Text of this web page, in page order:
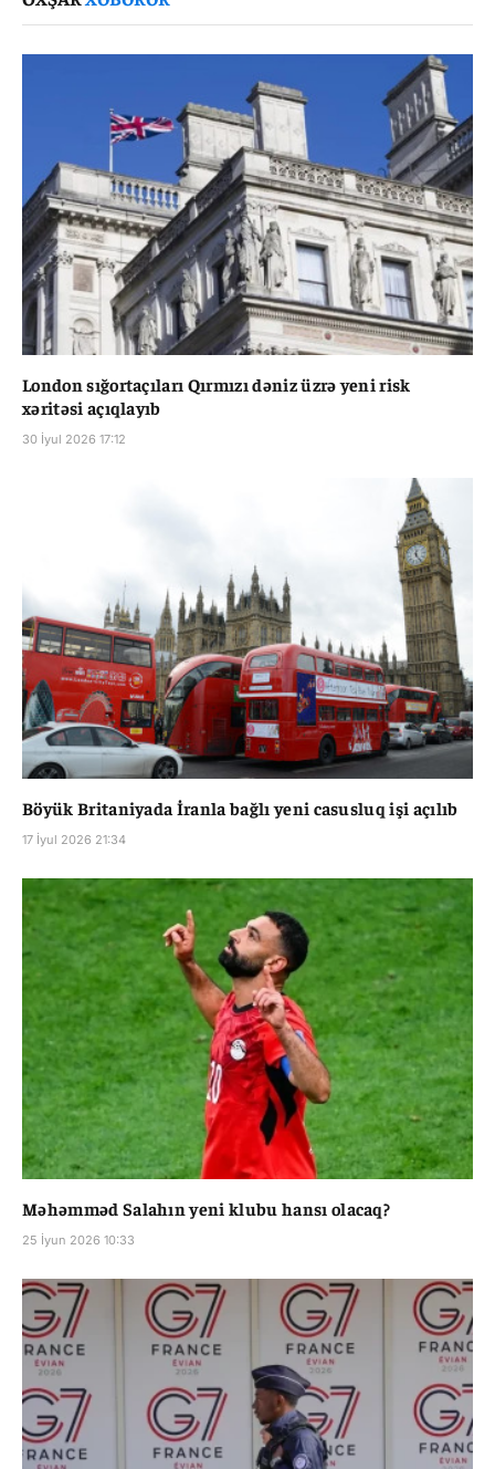
London sığortaçıları Qırmızı dəniz üzrə yeni risk
xəritəsi açıqlayıb
30 İyul 2026 17:12
Böyük Britaniyada İranla bağlı yeni casusluq işi açılıb
17 İyul 2026 21:34
Məhəmməd Salahın yeni klubu hansı olacaq?
25 İyun 2026 10:33